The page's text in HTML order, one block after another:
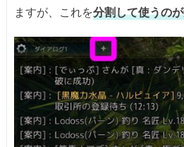
ますが、これを分割して使うの